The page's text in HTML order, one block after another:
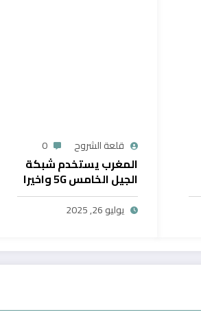
قلعة الشروح 0
المغرب يستخدم شبكة
الجيل الخامس 5G واخيرا
يوليو 26, 2025